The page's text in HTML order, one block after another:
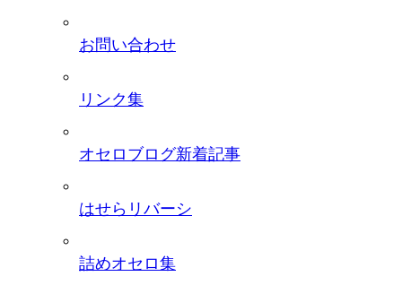
お問い合わせ
リンク集
オセロブログ新着記事
はせらリバーシ
詰めオセロ集